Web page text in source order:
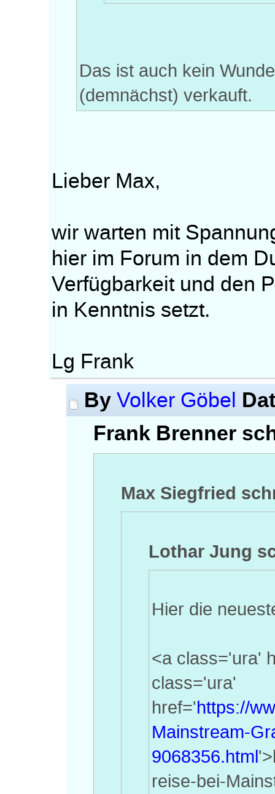
Das ist auch kein
(demnächst) verkauft.
Lieber Max,
wir warten mit
hier im Forum in dem
Verfügbarkeit und den
in Kenntnis setzt.
Lg Frank
By Volker Göbel
Frank Brenner
Max Siegfried
Lothar Jung
Hier die
<a class='ura'
class='ura'
href='https://
Mainstream-
9068356.html
reise-bei-